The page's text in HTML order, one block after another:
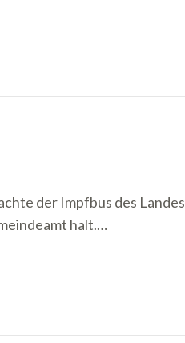
der Impfbus des Landes
halt.…